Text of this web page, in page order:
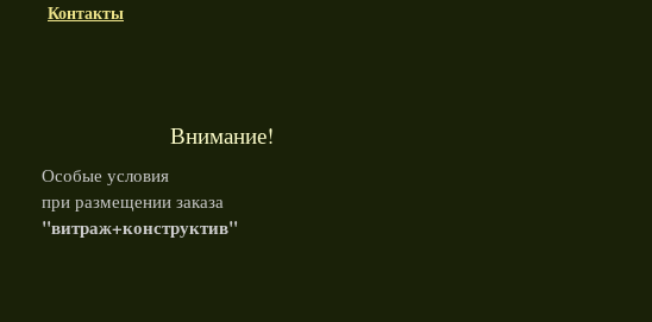
Контакты
Внимание!
Особые условия
при размещении заказа
"витраж+конструктив"